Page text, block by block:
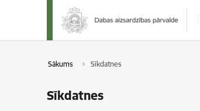
Pāriet uz lapas saturu
Sākums Sīkdatnes
Sīkdatnes